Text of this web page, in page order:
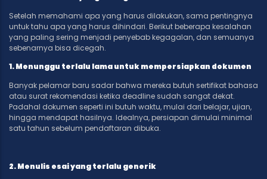
Setelah memahami apa yang harus dilakukan, sama pentingnya
untuk tahu apa yang harus dihindari. Berikut beberapa kesalahan
yang paling sering menjadi penyebab kegagalan, dan semuanya
sebenarnya bisa dicegah.
1. Menunggu terlalu lama untuk mempersiapkan dokumen
Banyak pelamar baru sadar bahwa mereka butuh sertifikat bahasa
atau surat rekomendasi ketika deadline sudah sangat dekat.
Padahal dokumen seperti ini butuh waktu, mulai dari belajar, ujian,
hingga mendapat hasilnya. Idealnya, persiapan dimulai minimal
satu tahun sebelum pendaftaran dibuka.
2. Menulis esai yang terlalu generik